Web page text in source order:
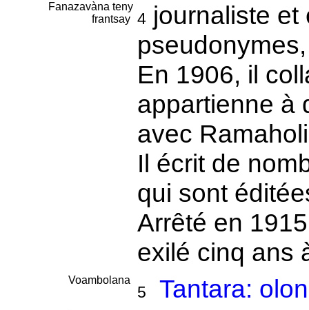
Fanazavàna teny
frantsay 4journaliste et
En 1906, il
appartienne à
avec
Il écrit de
qui sont
Arrêté en
exilé cinq ans
Voambolana
5 Tantara: